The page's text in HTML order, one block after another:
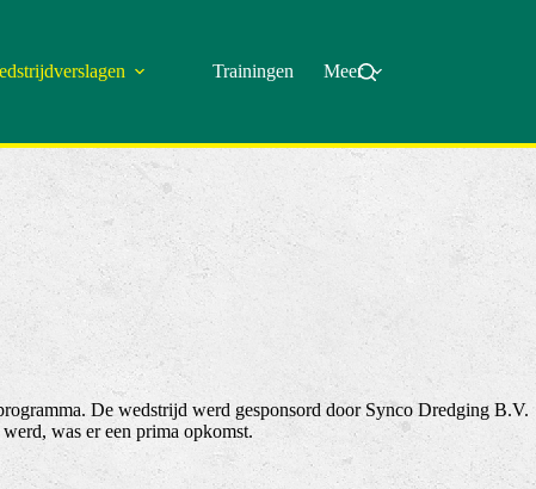
Trainingen Meer
De wedstrijd werd gesponsord door Synco Dredging B.V.
was er een prima opkomst.